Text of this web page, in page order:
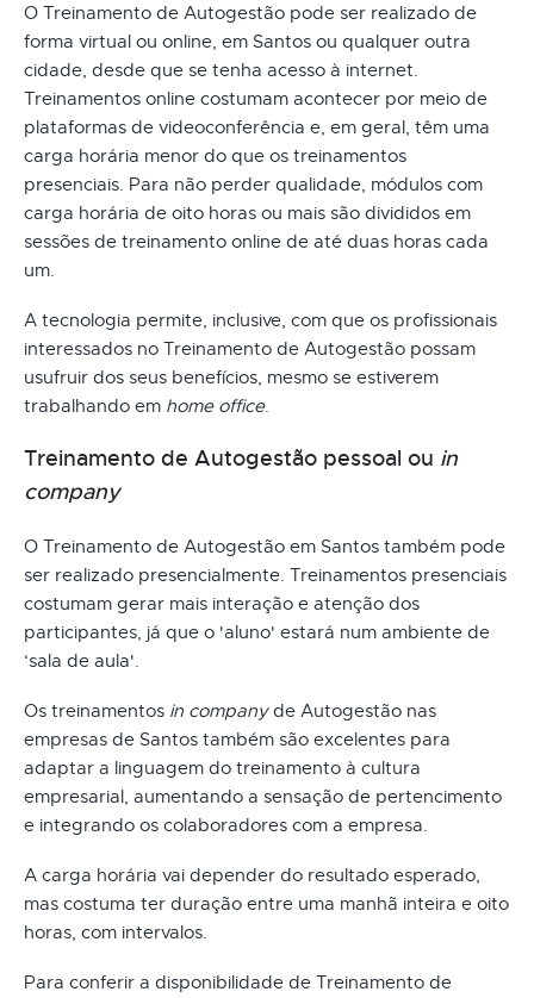
O Treinamento de Autogestão pode ser realizado de
forma virtual ou online, em Santos ou qualquer outra
cidade, desde que se tenha acesso à internet.
Treinamentos online costumam acontecer por meio de
plataformas de videoconferência e, em geral, têm uma
carga horária menor do que os treinamentos
presenciais. Para não perder qualidade, módulos com
carga horária de oito horas ou mais são divididos em
sessões de treinamento online de até duas horas cada
um.
A tecnologia permite, inclusive, com que os profissionais
interessados no Treinamento de Autogestão possam
usufruir dos seus benefícios, mesmo se estiverem
trabalhando em home office.
Treinamento de Autogestão pessoal ou in
company
O Treinamento de Autogestão em Santos também pode
ser realizado presencialmente. Treinamentos presenciais
costumam gerar mais interação e atenção dos
participantes, já que o 'aluno' estará num ambiente de
‘sala de aula'.
Os treinamentos in companyde Autogestão nas
empresas de Santos também são excelentes para
adaptar a linguagem do treinamento à cultura
empresarial, aumentando a sensação de pertencimento
e integrando os colaboradores com a empresa.
A carga horária vai depender do resultado esperado,
mas costuma ter duração entre uma manhã inteira e oito
horas, com intervalos.
Para conferir a disponibilidade de Treinamento de